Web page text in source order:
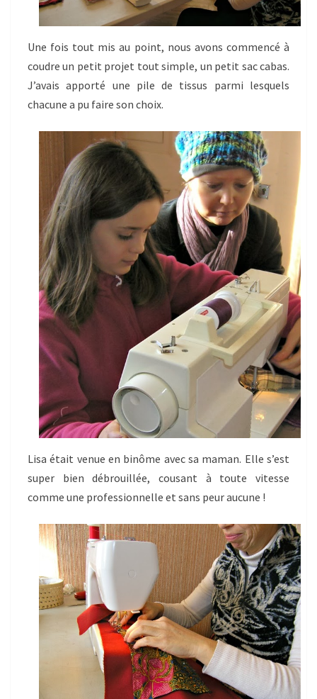
Une fois tout mis au point, nous avons commencé à
coudre un petit projet tout simple, un petit sac cabas.
J’avais apporté une pile de tissus parmi lesquels
chacune a pu faire son choix.
Lisa était venue en binôme avec sa maman. Elle s’est
super bien débrouillée, cousant à toute vitesse
comme une professionnelle et sans peur aucune !